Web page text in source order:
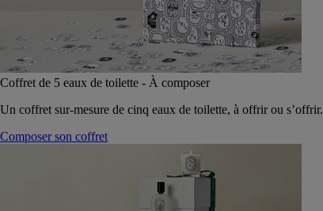
Coffret de 5 eaux de toilette - À composer
Un coffret sur-mesure de cinq eaux de toilette, à offrir ou s’offrir.
Composer son coffret